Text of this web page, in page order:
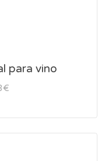
para vino